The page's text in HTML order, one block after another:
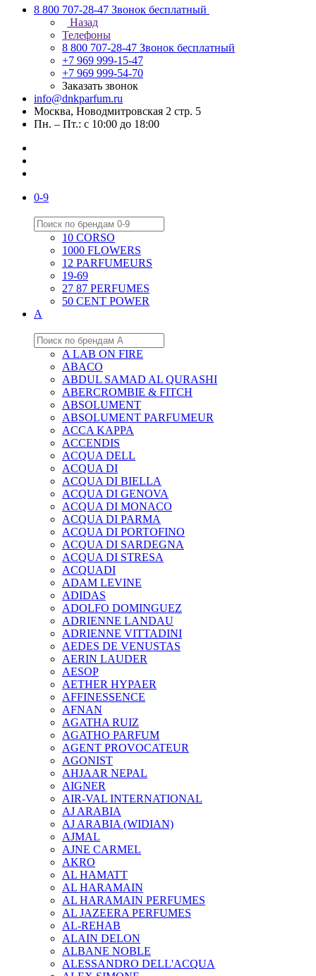
8 800 707-28-47 Звонок бесплатный
Назад
Телефоны
8 800 707-28-47 Звонок бесплатный
+7 969 999-15-47
+7 969 999-54-70
Заказать звонок
info@dnkparfum.ru
Москва, Новодмитровская 2 стр. 5
Пн. – Пт.: с 10:00 до 18:00
0-9
10 CORSO
1000 FLOWERS
12 PARFUMEURS
19-69
27 87 PERFUMES
50 CENT POWER
A
A LAB ON FIRE
ABACO
ABDUL SAMAD AL QURASHI
ABERCROMBIE & FITCH
ABSOLUMENT
ABSOLUMENT PARFUMEUR
ACCA KAPPA
ACCENDIS
ACQUA DELL
ACQUA DI
ACQUA DI BIELLA
ACQUA DI GENOVA
ACQUA DI MONACO
ACQUA DI PARMA
ACQUA DI PORTOFINO
ACQUA DI SARDEGNA
ACQUA DI STRESA
ACQUADI
ADAM LEVINE
ADIDAS
ADOLFO DOMINGUEZ
ADRIENNE LANDAU
ADRIENNE VITTADINI
AEDES DE VENUSTAS
AERIN LAUDER
AESOP
AETHER HYPAER
AFFINESSENCE
AFNAN
AGATHA RUIZ
AGATHO PARFUM
AGENT PROVOCATEUR
AGONIST
AHJAAR NEPAL
AIGNER
AIR-VAL INTERNATIONAL
AJ ARABIA
AJ ARABIA (WIDIAN)
AJMAL
AJNE CARMEL
AKRO
AL HAMATT
AL HARAMAIN
AL HARAMAIN PERFUMES
AL JAZEERA PERFUMES
AL-REHAB
ALAIN DELON
ALBANE NOBLE
ALESSANDRO DELL'ACQUA